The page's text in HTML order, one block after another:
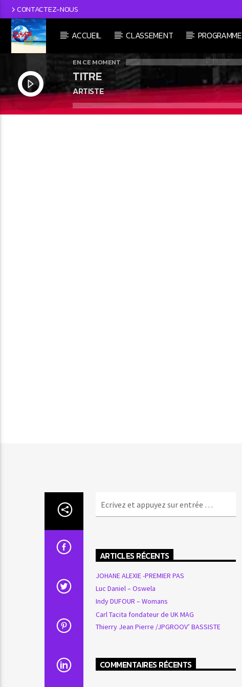
CONTACTEZ-NOUS
ACCUEIL CLASSEMENT PROGRAMME
EN CE MOMENT
TITRE
ARTISTE
ARTICLES RÉCENTS
JOHANE ALEXIE -PREMIER PAS
Luc Daniel – Oswela
Indy DUFOUR – Womans
Carl Tacita fondateur de UK MAG
Thierry Jean Pierre /JPGROOV’ BASSISTE
COMMENTAIRES RÉCENTS